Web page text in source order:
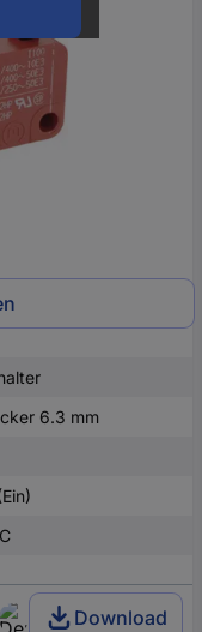
6.3 mm
Download